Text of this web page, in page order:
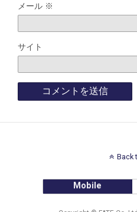
メール ※
サイト
Back
Mobile